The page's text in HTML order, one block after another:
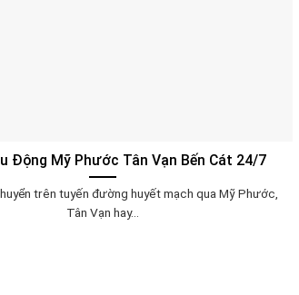
Động Mỹ Phước Tân Vạn Bến Cát 24/7
trên tuyến đường huyết mạch qua Mỹ Phước,
Tân Vạn hay...